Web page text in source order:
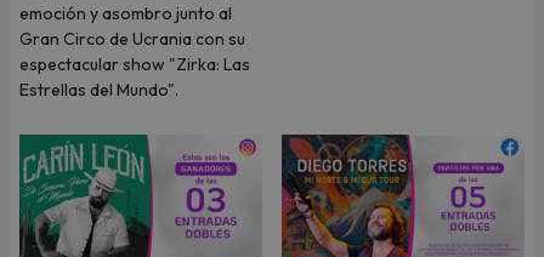
emoción y asombro junto al
Gran Circo de Ucrania con su
espectacular show "Zirka: Las
Estrellas del Mundo".